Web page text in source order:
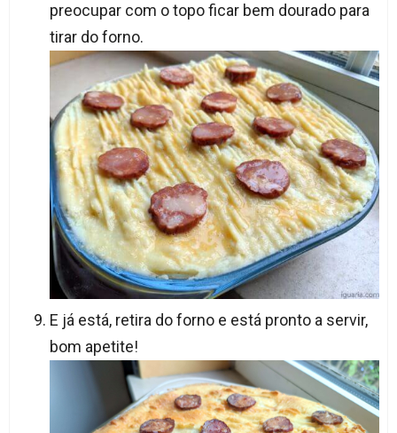
preocupar com o topo ficar bem dourado para
tirar do forno.
E já está, retira do forno e está pronto a servir,
bom apetite!